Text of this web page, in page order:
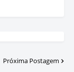
Próxima Postagem